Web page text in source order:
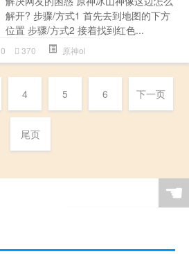
解开? 步骤/方式1 首先去到地图的下方
位置 步骤/方式2 接着找到红色...
0 370 原神ol
4 5 6 下一页
尾页
☚